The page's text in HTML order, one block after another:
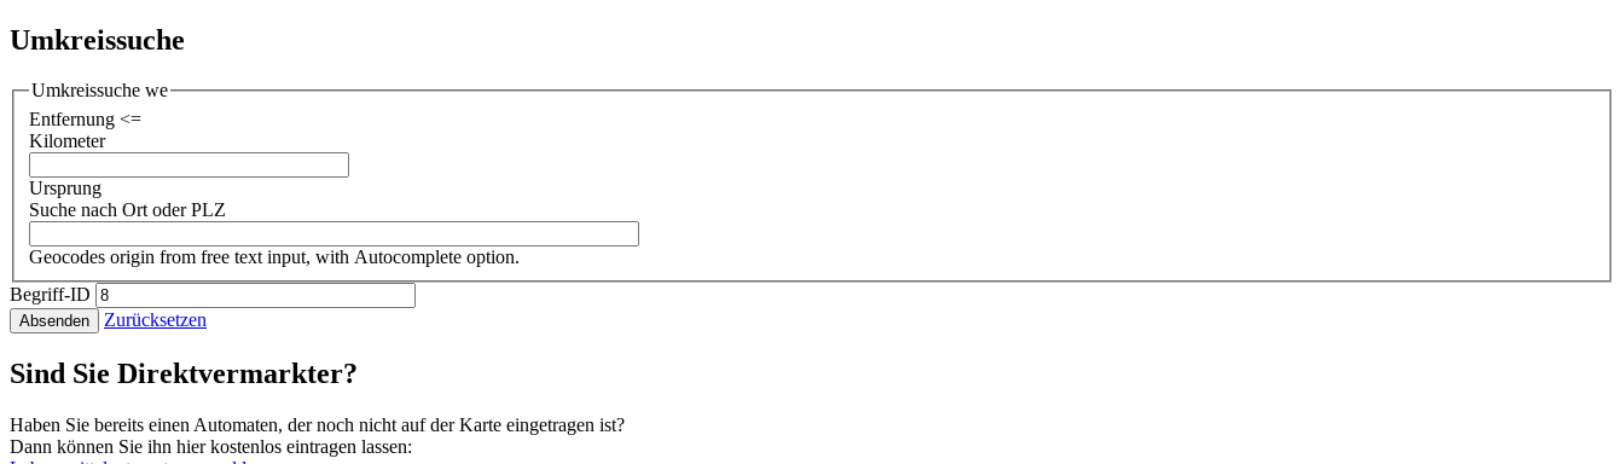
Umkreissuche
Umkreissuche we
Entfernung <=
Kilometer
Ursprung
Suche nach Ort oder PLZ
Geocodes origin from free text input, with Autocomplete option.
Begriff-ID
Absenden Zurücksetzen
Sind Sie Direktvermarkter?
Haben Sie bereits einen Automaten, der noch nicht auf der Karte eingetragen ist?
Dann können Sie ihn hier kostenlos eintragen lassen: